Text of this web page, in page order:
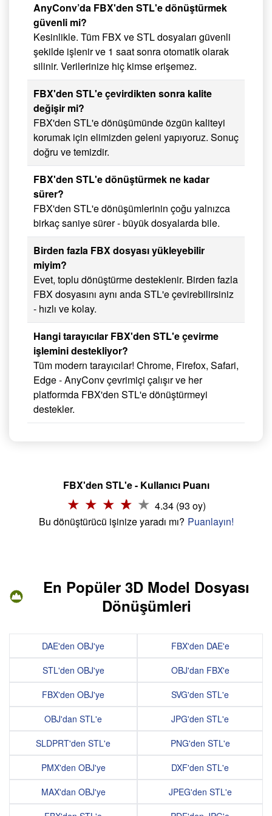
AnyConv’da FBX'den STL'e dönüştürmek
güvenli mi?
Kesinlikle. Tüm FBX ve STL dosyaları güvenli
şekilde işlenir ve 1 saat sonra otomatik olarak
silinir. Verilerinize hiç kimse erişemez.
FBX'den STL'e çevirdikten sonra kalite
değişir mi?
FBX'den STL'e dönüşümünde özgün kaliteyi
korumak için elimizden geleni yapıyoruz. Sonuç
doğru ve temizdir.
FBX'den STL'e dönüştürmek ne kadar
sürer?
FBX'den STL'e dönüşümlerinin çoğu yalnızca
birkaç saniye sürer - büyük dosyalarda bile.
Birden fazla FBX dosyası yükleyebilir
miyim?
Evet, toplu dönüştürme desteklenir. Birden fazla
FBX dosyasını aynı anda STL'e çevirebilirsiniz
- hızlı ve kolay.
Hangi tarayıcılar FBX'den STL'e çevirme
işlemini destekliyor?
Tüm modern tarayıcılar! Chrome, Firefox, Safari,
Edge - AnyConv çevrimiçi çalışır ve her
platformda FBX'den STL'e dönüştürmeyi
destekler.
FBX'den STL'e - Kullanıcı Puanı
4.34 (93 oy)
Bu dönüştürücü işinize yaradı mı? Puanlayın!
En Popüler 3D Model Dosyası
Dönüşümleri
DAE'den OBJ'ye
STL'den OBJ'ye
FBX'den OBJ'ye
OBJ'dan STL'e
SLDPRT'den STL'e
PMX'den OBJ'ye
MAX'dan OBJ'ye
FBX'den DAE'e
OBJ'dan FBX'e
SVG'den STL'e
JPG'den STL'e
PNG'den STL'e
DXF'den STL'e
JPEG'den STL'e